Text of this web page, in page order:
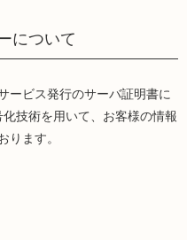
について
ービス発行のサーバ証明書に
化技術を用いて、お客様の情報
ります。